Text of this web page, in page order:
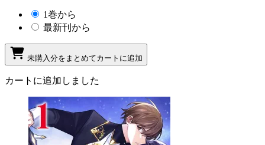
1巻から
最新刊から
未購入分をまとめてカートに追加
カートに追加しました